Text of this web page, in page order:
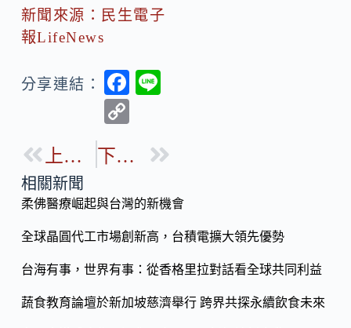
新聞來源：民生電子
報LifeNews
分享連結：
F
b
o
k
p
Li
n
k
上一篇 下一篇
相關新聞
柔佛醫療崛起與台灣的新機會
全球晶圓代工市場創新高，台積電擴大領先優勢
台海有事，世界有事：從香格里拉對話看全球共同利益
蔬食教育論壇於新加坡慈濟舉行 跨界共探永續飲食未來